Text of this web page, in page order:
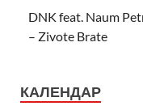
DNK feat. Naum
– Zivote Brate
КАЛЕНДАР